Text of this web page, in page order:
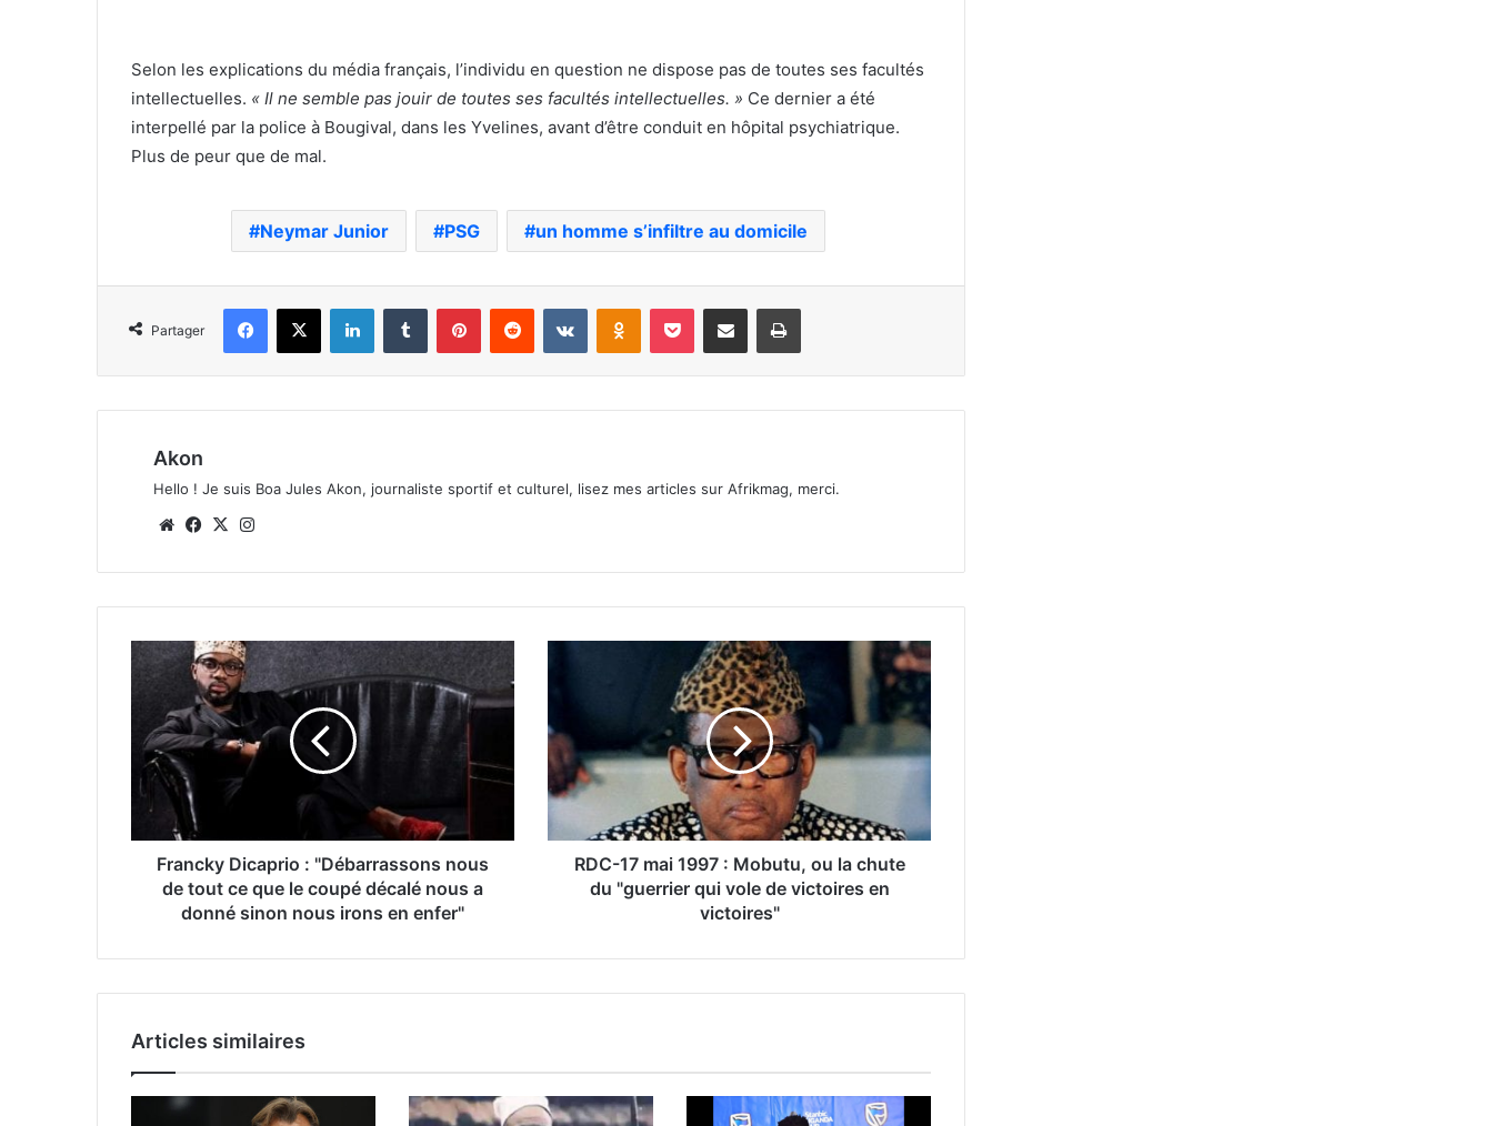
Selon les explications du média français, l’individu en question ne dispose pas de toutes ses facultés
intellectuelles. « Il ne semble pas jouir de toutes ses facultés intellectuelles. » Ce dernier a été
interpellé par la police à Bougival, dans les Yvelines, avant d’être conduit en hôpital psychiatrique.
Plus de peur que de mal.
Neymar Junior PSG un homme s’infiltre au domicile
Partager
Facebook
X LinkedinTumblr PinterestReddit VKontakteOdnoklassniki
Pocket Partager par email Imprimer
Akon
Hello ! Je suis Boa Jules Akon, journaliste sportif et culturel, lisez mes articles sur Afrikmag, merci.
WebsiteFacebook
X
Francky Dicaprio : "Débarrassons nous
de tout ce que le coupé décalé nous a
donné sinon nous irons en enfer"
RDC-17 mai 1997 : Mobutu, ou la chute
du "guerrier qui vole de victoires en
victoires"
Articles similaires